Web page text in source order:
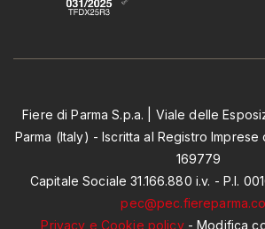
Fiere di Parma S.p.a. | Viale delle
Parma (Italy) - Iscritta al Registro Imprese
169779
Capitale Sociale 31.166.880 i.v. - P.I.
Privacy e Cookie policy-Modifica